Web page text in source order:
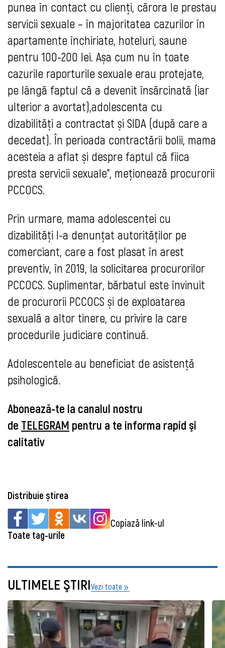
punea în contact cu clienți, cărora le prestau
servicii sexuale – în majoritatea cazurilor în
apartamente închiriate, hoteluri, saune
pentru 100-200 lei. Așa cum nu în toate
cazurile raporturile sexuale erau protejate,
pe lângă faptul că a devenit însărcinată (iar
ulterior a avortat),adolescenta cu
dizabilități a contractat și SIDA (după care a
decedat). În perioada contractării bolii, mama
acesteia a aflat și despre faptul că fiica
presta servicii sexuale", meționează procurorii
PCCOCS.
Prin urmare, mama adolescentei cu
dizabilități l-a denunțat autorităților pe
comerciant, care a fost plasat în arest
preventiv, în 2019, la solicitarea procurorilor
PCCOCS. Suplimentar, bărbatul este învinuit
de procurorii PCCOCS și de exploatarea
sexuală a altor tinere, cu privire la care
procedurile judiciare continuă.
Adolescentele au beneficiat de asistență
psihologică.
Abonează-te la canalul nostru
de TELEGRAM pentru a te informa rapid şi
calitativ
Distribuie știrea
Copiază link-ul
Toate tag-urile
ULTIMELE ŞTIRIVezi toate